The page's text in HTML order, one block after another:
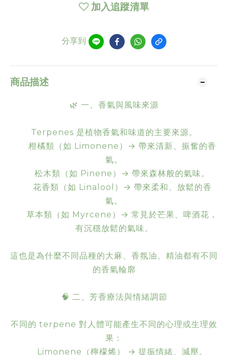
加入追蹤清單
分享到
商品描述
🌿 一、香氣與風味來源
Terpenes 是植物香氣和味道的主要來源。
柑橘類（如 Limonene）→ 帶來清新、振奮的香
氣。
松木類（如 Pinene）→ 帶來森林般的氣味。
花香類（如 Linalool）→ 帶來柔和、放鬆的香
氣。
草本類（如 Myrcene）→ 常見於芒果、啤酒花，
有沉穩放鬆的氣味。
這也是為什麼不同品種的大麻、香氛油、精油都有不同
的香氣輪廓
🧠 二、芳香療法與情緒調節
不同的 terpene 對人體可能產生不同的心理或生理效
果：
Limonene（檸檬烯） → 提振情緒、減壓。